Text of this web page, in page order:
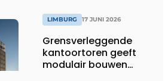
duurzaamheid,
technische innovatie
en schaalgrootte
LIMBURG 17 JUNI 2026
Grensverleggende
kantoortoren geeft
modulair bouwen